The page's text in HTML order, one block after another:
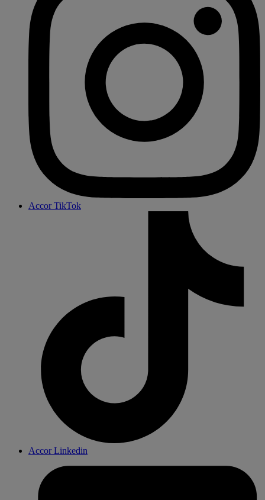
Accor TikTok
Accor Linkedin